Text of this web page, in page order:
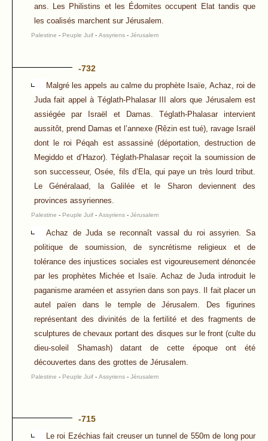
ans. Les Philistins et les Édomites occupent Elat tandis que
les coalisés marchent sur Jérusalem.
Palestine - Peuple Juif - Assyriens - Jérusalem
-732
Malgré les appels au calme du prophète Isaïe, Achaz, roi de
Juda fait appel à Téglath-Phalasar III alors que Jérusalem est
assiégée par Israël et Damas. Téglath-Phalasar intervient
aussitôt, prend Damas et l’annexe (Rêzin est tué), ravage Israël
dont le roi Péqah est assassiné (déportation, destruction de
Megiddo et d’Hazor). Téglath-Phalasar reçoit la soumission de
son successeur, Osée, fils d’Ela, qui paye un très lourd tribut.
Le Généralaad, la Galilée et le Sharon deviennent des
provinces assyriennes.
Palestine - Peuple Juif - Assyriens - Jérusalem
Achaz de Juda se reconnaît vassal du roi assyrien. Sa
politique de soumission, de syncrétisme religieux et de
tolérance des injustices sociales est vigoureusement dénoncée
par les prophètes Michée et Isaïe. Achaz de Juda introduit le
paganisme araméen et assyrien dans son pays. Il fait placer un
autel païen dans le temple de Jérusalem. Des figurines
représentant des divinités de la fertilité et des fragments de
sculptures de chevaux portant des disques sur le front (culte du
dieu-soleil Shamash) datant de cette époque ont été
découvertes dans des grottes de Jérusalem.
Palestine - Peuple Juif - Assyriens - Jérusalem
-715
Le roi Ezéchias fait creuser un tunnel de 550m de long pour